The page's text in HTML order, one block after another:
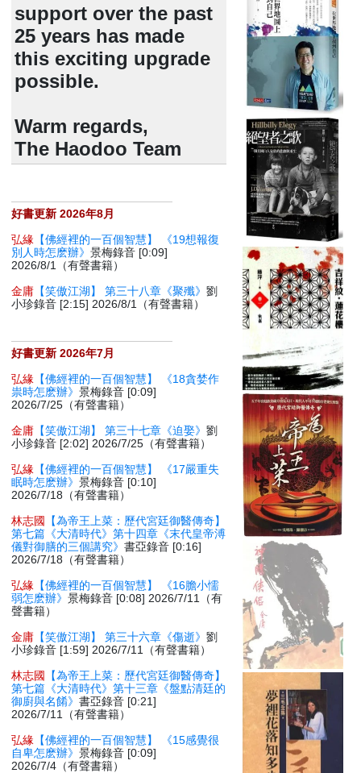
support over the past
25 years has made
this exciting upgrade
possible.
Warm regards,
The Haodoo Team
好書更新 2026年8月
弘緣 【佛經裡的一百個智慧】 《19想報復
別人時怎麽辦》景梅錄音 [0:09]
2026/8/1（有聲書籍）
金庸 【笑傲江湖】 第三十八章《聚殲》劉
小珍錄音 [2:15] 2026/8/1（有聲書籍）
好書更新 2026年7月
弘緣 【佛經裡的一百個智慧】 《18貪婪作
祟時怎麽辦》景梅錄音 [0:09]
2026/7/25（有聲書籍）
金庸 【笑傲江湖】 第三十七章《迫娶》劉
小珍錄音 [2:02] 2026/7/25（有聲書籍）
弘緣 【佛經裡的一百個智慧】 《17嚴重失
眠時怎麽辦》景梅錄音 [0:10]
2026/7/18（有聲書籍）
林志國
【為帝王上菜：歷代宮廷御醫傳奇】
第七篇《大清時代》第十四章《末代皇帝溥
儀對御膳的三個講究》書亞錄音 [0:16]
2026/7/18（有聲書籍）
弘緣 【佛經裡的一百個智慧】 《16膽小懦
弱怎麽辦》景梅錄音 [0:08] 2026/7/11（有
聲書籍）
金庸 【笑傲江湖】 第三十六章《傷逝》劉
小珍錄音 [1:59] 2026/7/11（有聲書籍）
林志國
【為帝王上菜：歷代宮廷御醫傳奇】
第七篇《大清時代》第十三章《盤點清廷的
御廚與名餚》書亞錄音 [0:21]
2026/7/11（有聲書籍）
弘緣 【佛經裡的一百個智慧】 《15感覺很
自卑怎麽辦》景梅錄音 [0:09]
2026/7/4（有聲書籍）